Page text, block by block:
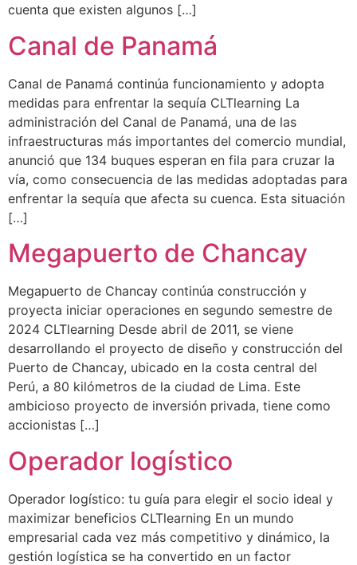
cuenta que existen algunos […]
​​Canal de Panamá
Canal de Panamá continúa funcionamiento y adopta
medidas para enfrentar la sequía CLTlearning La
administración del Canal de Panamá, una de las
infraestructuras más importantes del comercio mundial,
anunció que 134 buques esperan en fila para cruzar la
vía, como consecuencia de las medidas adoptadas para
enfrentar la sequía que afecta su cuenca. Esta situación
[…]
Megapuerto de Chancay
Megapuerto de Chancay continúa construcción y
proyecta iniciar operaciones en segundo semestre de
2024 CLTlearning Desde abril de 2011, se viene
desarrollando el proyecto de diseño y construcción del
Puerto de Chancay, ubicado en la costa central del
Perú, a 80 kilómetros de la ciudad de Lima. Este
ambicioso proyecto de inversión privada, tiene como
accionistas […]
Operador logístico
Operador logístico: tu guía para elegir el socio ideal y
maximizar beneficios CLTlearning En un mundo
empresarial cada vez más competitivo y dinámico, la
gestión logística se ha convertido en un factor